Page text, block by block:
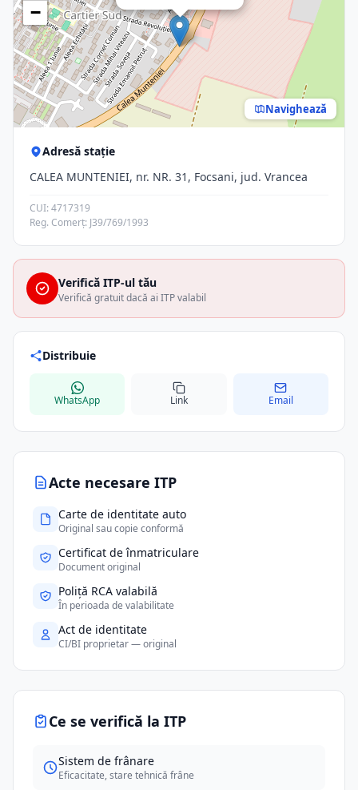
Acte necesare ITP
Carte de identitate auto
Original sau copie conformă
Certificat de înmatriculare
Document original
Poliță RCA valabilă
În perioada de valabilitate
Act de identitate
CI/BI proprietar — original
Ce se verifică la ITP
Sistem de frânare
Eficacitate, stare tehnică frâne
−
Navighează
Adresă stație
CALEA MUNTENIEI, nr. NR. 31, Focsani, jud. Vrancea
CUI: 4717319
Reg. Comerț: J39/769/1993
Verifică ITP-ul tău
Verifică gratuit dacă ai ITP valabil
Distribuie
WhatsApp Link Email